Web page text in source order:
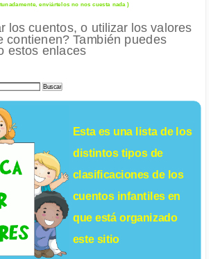
enviártelos no nos cuesta nada )
los cuentos, o utilizar los valores
contienen? También puedes
estos enlaces
Esta es una lista de los
distintos tipos de
clasificaciones de los
cuentos infantilesen
que está organizado
este sitio